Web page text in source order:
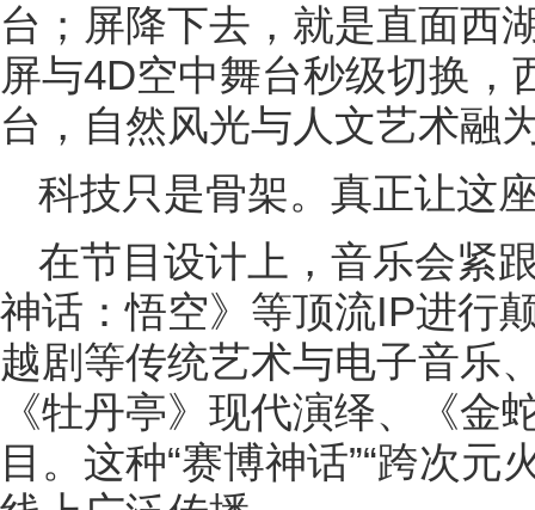
台；屏降下去，就是直面西
屏与4D空中舞台秒级切换，
台，自然风光与人文艺术融
科技只是骨架。真正让这
在节目设计上，音乐会紧
神话：悟空》等顶流IP进行
越剧等传统艺术与电子音乐
《牡丹亭》现代演绎、《金
目。这种“赛博神话”“跨次